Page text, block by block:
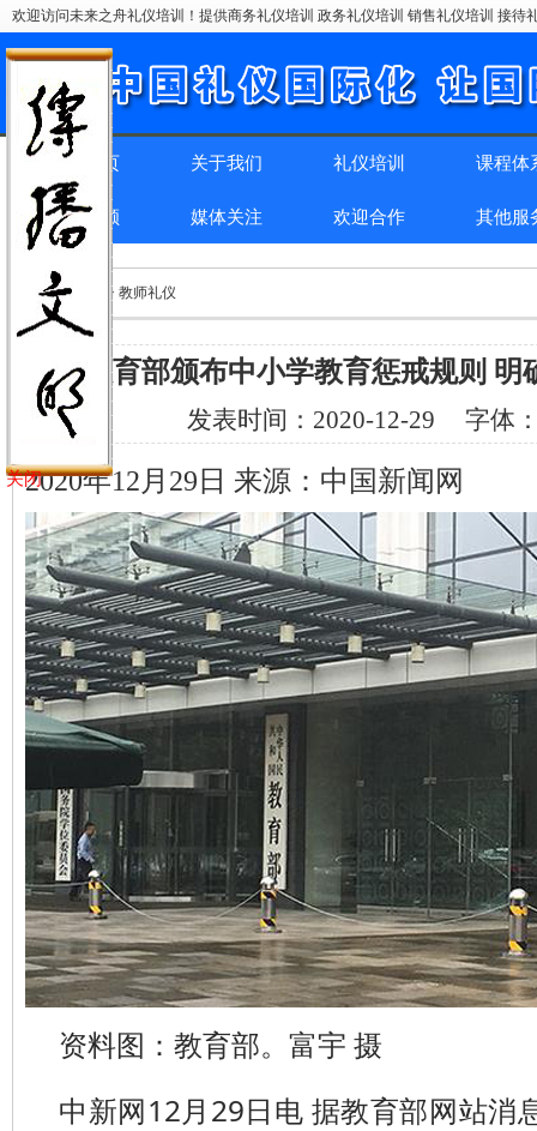
欢迎访问未来之舟礼仪培训！提供商务礼仪培训 政务礼仪培训 销售礼仪培训 接
网站首页 关于我们 礼仪培训 课程体
精彩回顾 媒体关注 欢迎合作 其他服
位置：首页 > > 教师礼仪
教育部颁布中小学教育惩戒规则 明
发表时间： 2020-12-29 字体
2020年12月29日 来源：中国新闻网
资料图：教育部。富宇 摄
中新网12月29日电 据教育部网站消
关闭